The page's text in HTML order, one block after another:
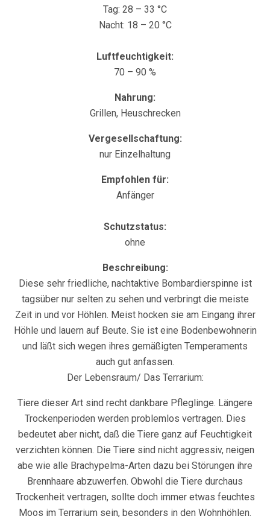
Tag: 28 – 33 °C
Nacht: 18 – 20 °C
Luftfeuchtigkeit:
70 – 90 %
Nahrung:
Grillen, Heuschrecken
Vergesellschaftung:
nur Einzelhaltung
Empfohlen für:
Anfänger
Schutzstatus:
ohne
Beschreibung:
Diese sehr friedliche, nachtaktive Bombardierspinne ist
tagsüber nur selten zu sehen und verbringt die meiste
Zeit in und vor Höhlen. Meist hocken sie am Eingang ihrer
Höhle und lauern auf Beute. Sie ist eine Bodenbewohnerin
und läßt sich wegen ihres gemäßigten Temperaments
auch gut anfassen.
Der Lebensraum/ Das Terrarium:
Tiere dieser Art sind recht dankbare Pfleglinge. Längere
Trockenperioden werden problemlos vertragen. Dies
bedeutet aber nicht, daß die Tiere ganz auf Feuchtigkeit
verzichten können. Die Tiere sind nicht aggressiv, neigen
abe wie alle Brachypelma-Arten dazu bei Störungen ihre
Brennhaare abzuwerfen. Obwohl die Tiere durchaus
Trockenheit vertragen, sollte doch immer etwas feuchtes
Moos im Terrarium sein, besonders in den Wohnhöhlen.